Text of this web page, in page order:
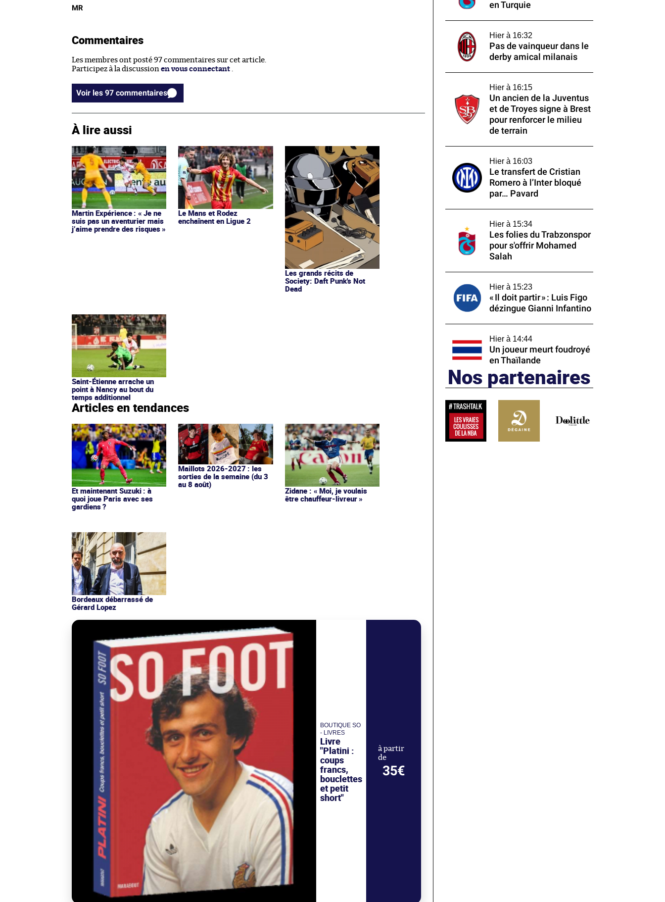
MR
Commentaires
Les membres ont posté 97 commentaires sur cet article.
Participez à la discussion en vous connectant
Voir les 97 commentaires
À lire aussi
Martin Expérience : « Je ne
suis pas un aventurier mais
j’aime prendre des risques »
Le Mans et Rodez
enchaînent en Ligue 2
Les grands récits de
Society: Daft Punk's Not
Dead
Saint-Étienne arrache un
point à Nancy au bout du
temps additionnel
Articles en tendances
Et maintenant Suzuki : à
quoi joue Paris avec ses
gardiens ?
Maillots 2026-2027 : les
sorties de la semaine (du 3
au 8 août)
Zidane : « Moi, je voulais
être chauffeur-livreur »
Bordeaux débarrassé de
Gérard Lopez
BOUTIQUE SO
- LIVRES
Livre
"Platini :
coups
francs,
bouclettes
et petit
short"
à partir
de
35€
en Turquie
Hier à 16:32
Pas de vainqueur dans le
derby amical milanais
Hier à 16:15
Un ancien de la Juventus
et de Troyes signe à Brest
pour renforcer le milieu
de terrain
Hier à 16:03
Le transfert de Cristian
Romero à l’Inter bloqué
par… Pavard
Hier à 15:34
Les folies du Trabzonspor
pour s'offrir Mohamed
Salah
Hier à 15:23
« Il doit partir » : Luis Figo
dézingue Gianni Infantino
Hier à 14:44
Un joueur meurt foudroyé
en Thaïlande
Nos partenaires